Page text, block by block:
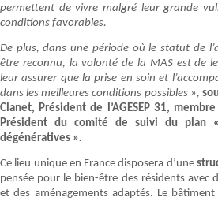
permettent de vivre malgré leur grande
conditions favorables.
De plus, dans une période où le statut de
être reconnu, la volonté de la MAS est de
leur assurer que la prise en soin et
dans les meilleures conditions possibles »,
Clanet, Président de l’AGESEP 31,
Président du comité de suivi du plan
dégénératives ».
Ce lieu unique en France disposera d’une
pensée pour le bien-être des résidents avec
et des aménagements adaptés. Le bâtiment